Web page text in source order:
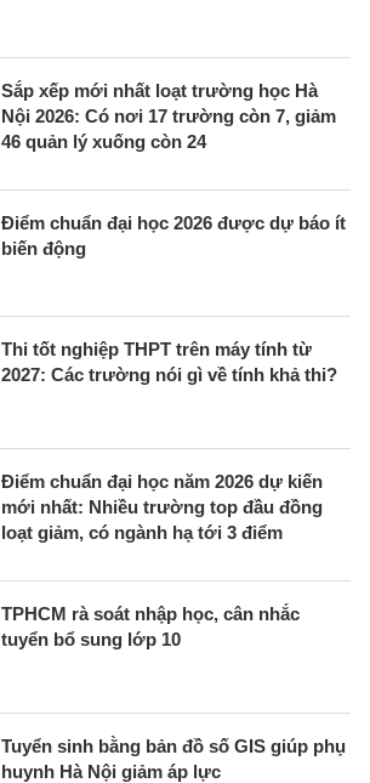
Sắp xếp mới nhất loạt trường học Hà
Nội 2026: Có nơi 17 trường còn 7, giảm
46 quản lý xuống còn 24
Điểm chuẩn đại học 2026 được dự báo ít
biến động
Thi tốt nghiệp THPT trên máy tính từ
2027: Các trường nói gì về tính khả thi?
Điểm chuẩn đại học năm 2026 dự kiến
mới nhất: Nhiều trường top đầu đồng
loạt giảm, có ngành hạ tới 3 điểm
TPHCM rà soát nhập học, cân nhắc
tuyển bổ sung lớp 10
Tuyển sinh bằng bản đồ số GIS giúp phụ
huynh Hà Nội giảm áp lực